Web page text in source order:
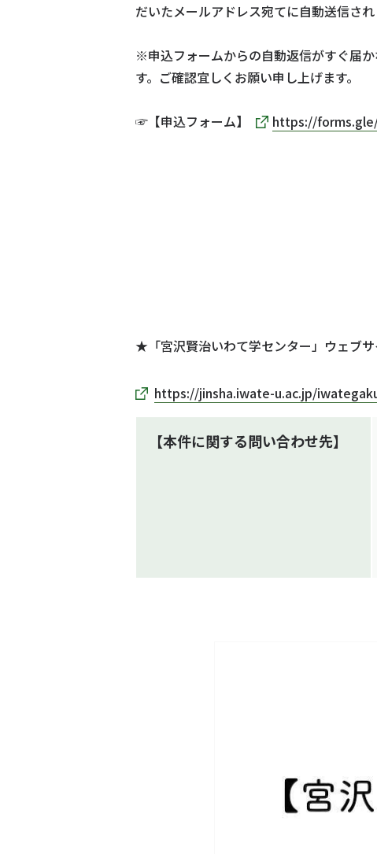
だいたメールアドレス宛てに自動送信され
※申込フォームからの自動返信がすぐ届
す。ご確認宜しくお願い申し上げます。
☞【申込フォーム】 https://
★「宮沢賢治いわて学センター」ウェブサ
https://jinsha.iwate-u.ac.jp/
【本件に関する問い合わせ先】